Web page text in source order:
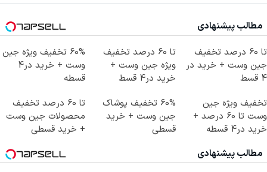
مطالب پیشنهادی
تا 60 درصد تخفیف
جین وست + خرید در
4 قسط
تا 60 درصد تخفیف
ویژه جین وست +
خرید در4 قسط
60% تخفیف ویژه جین
وست + خرید در4
قسطه
تخفیف ویژه جین
وست تا 60 درصد +
خرید در4 قسطه
60% تخفیف پوشاک
جین وست + خرید
قسطی
تا 60 درصد تخفیف
محصولات جین وست
+ خرید قسطی
مطالب پیشنهادی